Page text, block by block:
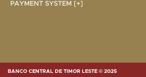
PAYMENT SYSTEM [+]
BANCO CENTRAL DE TIMOR LESTE © 2025